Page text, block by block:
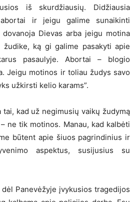
iš skurdžiausių. Didžiausia
ir jeigu galime sunaikinti
Dievas arba jeigu motina
ką gi galime pasakyti apie
pasaulyje. Abortai – blogio
Jeigu motinos ir toliau žudys savo
užkirsti kelio karams”.
kad už negimusių vaikų žudymą
ne tik motinos. Manau, kad kalbėti
būtent apie šiuos pagrindinius ir
aspektus, susijusius su
Panevėžyje įvykusios tragedijos